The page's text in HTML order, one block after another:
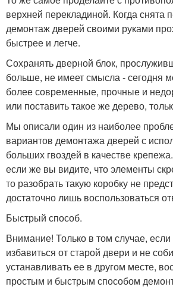
верхней перекладиной. Когда снята
демонтаж дверей своими руками
быстрее и легче.
Сохранять дверной блок,
больше, не имеет смысла - сегодня
более современные, прочные и
или поставить такое же дерево,
Мы описали один из наиболее
вариантов демонтажа дверей с
больших гвоздей в качестве
если же вы видите, что элементы
то разобрать такую коробку не
достаточно лишь воспользоваться
Быстрый способ.
Внимание! Только в том случае,
избавиться от старой двери и не
устанавливать ее в другом месте,
простым и быстрым способом